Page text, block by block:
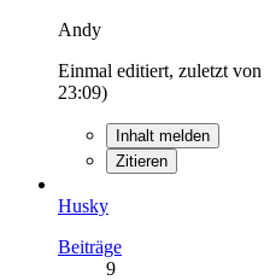
Andy
Einmal editiert, zuletzt von
23:09)
Inhalt melden
Zitieren
Husky
Beiträge
9